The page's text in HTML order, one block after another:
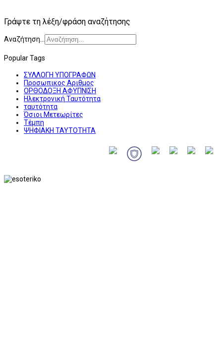
Γράψτε τη λέξη/φράση αναζήτησης
Αναζήτηση...
Popular Tags
ΣΥΛΛΟΓΗ ΥΠΟΓΡΑΦΩΝ
Προσωπικος Αριθμος
ΟΡΘΟΔΟΞΗ ΑΦΥΠΝΙΣΗ
Ηλεκτρονική Ταυτότητα
ταυτότητα
Όσιοι Μετεωρίτες
Τέμπη
ΨΗΦΙΑΚΗ ΤΑΥΤΟΤΗΤΑ